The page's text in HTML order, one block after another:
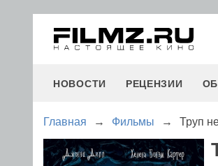
НОВОСТИ РЕЦЕНЗИИ
Главная → Фильмы → Труп